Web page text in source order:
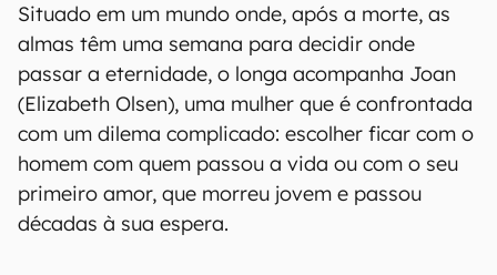
Situado em um mundo onde, após a morte, as
almas têm uma semana para decidir onde
passar a eternidade, o longa acompanha Joan
(Elizabeth Olsen), uma mulher que é confrontada
com um dilema complicado: escolher ficar com o
homem com quem passou a vida ou com o seu
primeiro amor, que morreu jovem e passou
décadas à sua espera.